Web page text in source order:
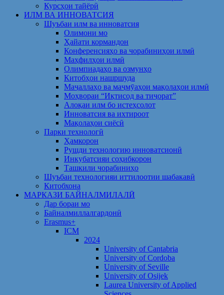
Курсҳои тайёрӣ
ИЛМ ВА ИННОВАТСИЯ
Шуъбаи илм ва инноватсия
Олимони мо
Ҳайати кормандон
Конференсияҳо ва чорабиниҳои илмӣ
Маҳфилҳои илмӣ
Олимпиадаҳо ва озмунҳо
Китобҳои нашршуда
Маҷаллаҳо ва маҷмӯаҳои мақолаҳои илмӣ
Моҳвораи “Иқтисод ва тиҷорат”
Алоқаи илм бо истеҳсолот
Инноватсия ва ихтироот
Мақолаҳои сиёсӣ
Парки технологӣ
Ҳамкорон
Рушди технологию инноватсионӣ
Инкубатсияи соҳибкорон
Ташкили чорабиниҳо
Шуъбаи технологияи иттилоотии шабакавӣ
Китобхона
МАРКАЗИ БАЙНАЛМИЛАЛӢ
Дар бораи мо
Байналмиллалгардонӣ
Erasmus+
ICM
2024
University of Cantabria
University of Cordoba
University of Seville
University of Osijek
Laurea University of Applied